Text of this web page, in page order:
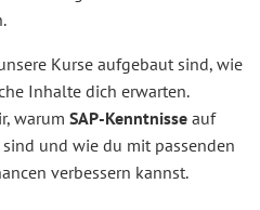
Kurse aufgebaut sind, wie
Inhalte dich erwarten.
warum SAP-Kenntnisse auf
und wie du mit passenden
verbessern kannst.